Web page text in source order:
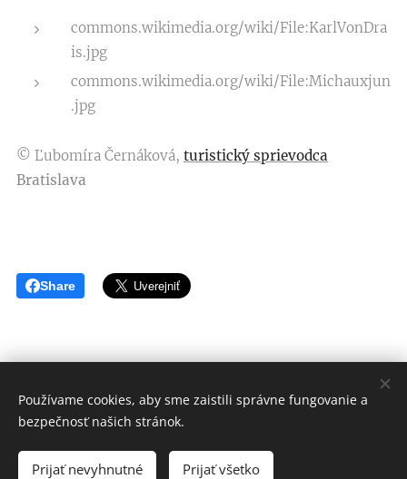
commons.wikimedia.org/wiki/File:KarlVonDra
is.jpg
commons.wikimedia.org/wiki/File:Michauxjun
.jpg
© Ľubomíra Černáková, turistický sprievodca
Bratislava
Share
© Ľubomíra Černáková
Vytvorené službouWebnode
Používame cookies, aby sme zaistili správne fungovanie a
bezpečnosť našich stránok.
Prijať nevyhnutné Prijať všetko